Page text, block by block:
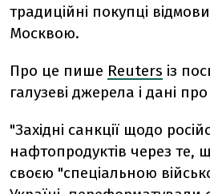
традиційні покупці
Москвою.
Про це пише Reuters із
галузеві джерела і дані
"Західні санкції щодо
нафтопродуктів через те,
своєю "спеціальною